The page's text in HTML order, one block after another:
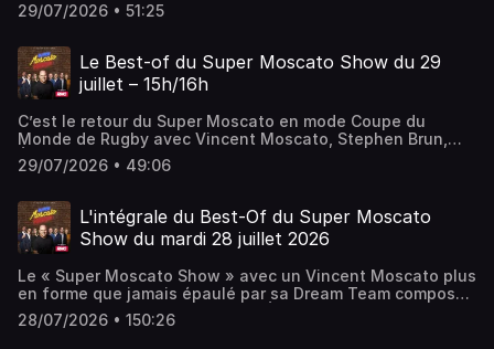
programme de cette deuxième heure: les meilleurs débats
deuxième édition du Journal Moyen.
29/07/2026 • 51:25
Le Best-of du Super Moscato Show du 29
juillet – 15h/16h
C’est le retour du Super Moscato en mode Coupe du
Monde de Rugby avec Vincent Moscato, Stephen Brun,
Éric Di Meco, Denis Charvet et Marion Bartoli. Au
programme de cette première heure: les meilleurs débats
Journal Moyen.
29/07/2026 • 49:06
L'intégrale du Best-Of du Super Moscato
Show du mardi 28 juillet 2026
Le « Super Moscato Show » avec un Vincent Moscato plus
en forme que jamais épaulé par sa Dream Team composée
de Pierre Dorian, Adrien Aigoin, Éric Di Meco, Denis
Charvet, Stephen Brun et de Marion Bartoli, Philippe
28/07/2026 • 150:26